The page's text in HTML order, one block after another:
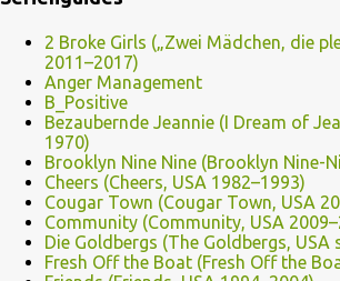
2 Broke Girls („Zwei Mädchen, die
2011–2017)
Anger Management
B_Positive
Bezaubernde Jeannie (I Dream of
1970)
Brooklyn Nine Nine (Brooklyn Nine-
Cheers (Cheers, USA 1982–1993)
Cougar Town (Cougar Town, USA
Community (Community, USA
Die Goldbergs (The Goldbergs, USA
Fresh Off the Boat (Fresh Off the